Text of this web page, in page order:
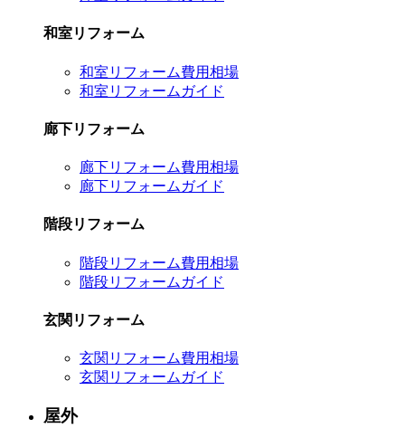
和室リフォーム
和室リフォーム費用相場
和室リフォームガイド
廊下リフォーム
廊下リフォーム費用相場
廊下リフォームガイド
階段リフォーム
階段リフォーム費用相場
階段リフォームガイド
玄関リフォーム
玄関リフォーム費用相場
玄関リフォームガイド
屋外